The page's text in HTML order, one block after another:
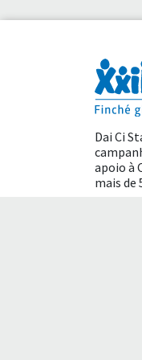
Dai Ci
apoio à
mais de